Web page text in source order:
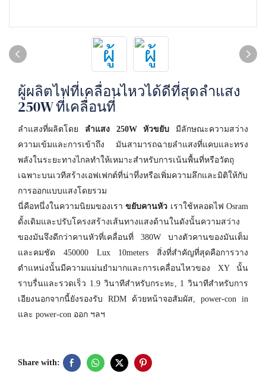
ผู้ผลิตไฟที่เคลื่อนไหวได้ดีที่สุดลำแสง
250W ที่เคลื่อนที่
ลำแสงที่ผลิตโดย ลำแสง 250W หัวขยับ มีลักษณะความสว่าง
ความเข้มและการเข้าถึง มันสามารถฉายลำแสงที่แคบและทรง
พลังในระยะทางไกลทำให้เหมาะสำหรับการเน้นพื้นที่หรือวัตถุ
เฉพาะบนเวทีสร้างเอฟเฟกต์ที่น่าทึ่งหรือเพิ่มความลึกและมิติให้กับ
การออกแบบแสงโดยรวม
นี่คือหนึ่งในความนิยมของเราขยับคานหัว เราใช้หลอดไฟ Osram
ดั้งเดิมและปรับโครงสร้างเส้นทางแสงด้านในดังนั้นความสว่าง
ของมันจึงดีกว่าคานหัวที่เคลื่อนที่ 380W บางตัวคานของมันเต็ม
และคมชัด 450000 Lux 10meters สิ่งที่สำคัญที่สุดคือการวาง
ตำแหน่งนั้นมีความแม่นยำมากและการเคลื่อนไหวของ XY นั้น
ราบรื่นและรวดเร็ว 1.9 วินาทีสำหรับกระทะ, 1 วินาทีสำหรับการ
เอียงนอกจากนี้ยังรองรับ RDM ด้วยหน้าจอสัมผัส, power-con in
และ power-con ออก ฯลฯ
Share with: